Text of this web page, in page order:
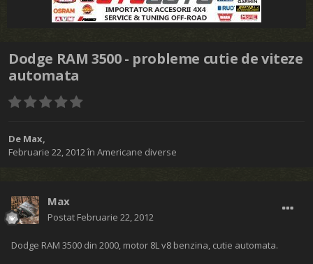
Dodge RAM 3500 - probleme cutie de viteze
automata
De Max,
Februarie 22, 2012în Americane diverse
Max
Postat Februarie 22, 2012
Dodge RAM 3500 din 2000, motor 8L v8 benzina, cutie automata.